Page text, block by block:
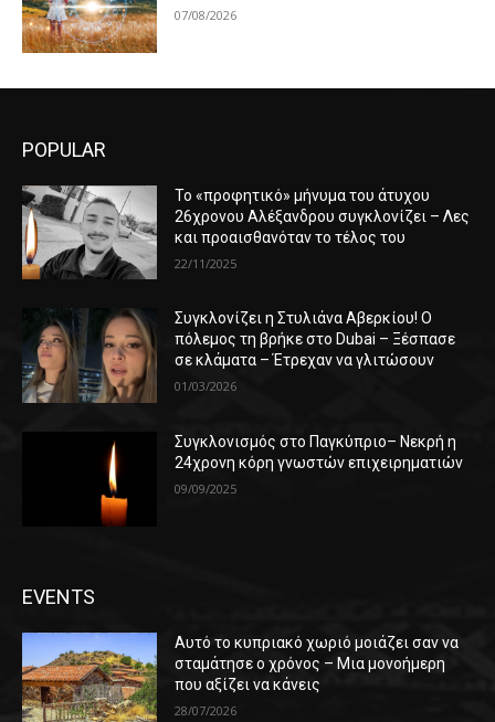
07/08/2026
POPULAR
Το «προφητικό» μήνυμα του άτυχου
26χρονου Αλέξανδρου συγκλονίζει – Λες
και προαισθανόταν το τέλος του
22/11/2025
Συγκλονίζει η Στυλιάνα Αβερκίου! Ο
πόλεμος τη βρήκε στο Dubai – Ξέσπασε
σε κλάματα – Έτρεχαν να γλιτώσουν
01/03/2026
Συγκλονισμός στο Παγκύπριο– Νεκρή η
24χρονη κόρη γνωστών επιχειρηματιών
09/09/2025
EVENTS
Αυτό το κυπριακό χωριό μοιάζει σαν να
σταμάτησε ο χρόνος – Μια μονοήμερη
που αξίζει να κάνεις
28/07/2026